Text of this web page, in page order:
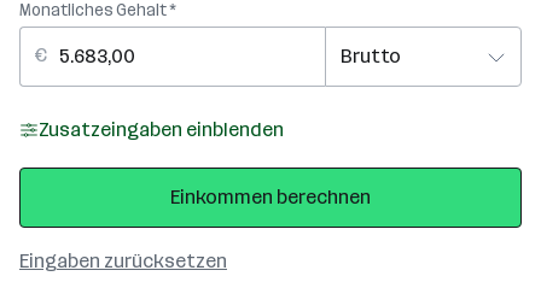
Monatliches Gehalt *
Zusatzeingaben einblenden
Eingaben zurücksetzen
Einkommen berechnen